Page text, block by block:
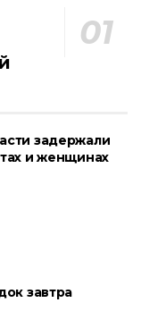
задержали
и женщинах
завтра